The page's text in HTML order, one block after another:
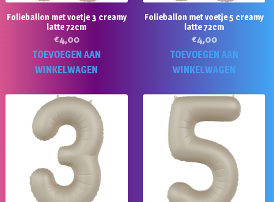
Folieballon met voetje 3 creamy
latte 72cm
€4,00
TOEVOEGEN AAN
WINKELWAGEN
Folieballon met voetje 5 creamy
latte 72cm
€4,00
TOEVOEGEN AAN
WINKELWAGEN